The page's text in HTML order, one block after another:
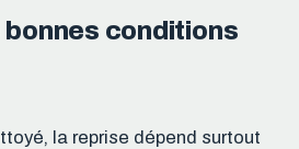
conditions
la reprise dépend surtout